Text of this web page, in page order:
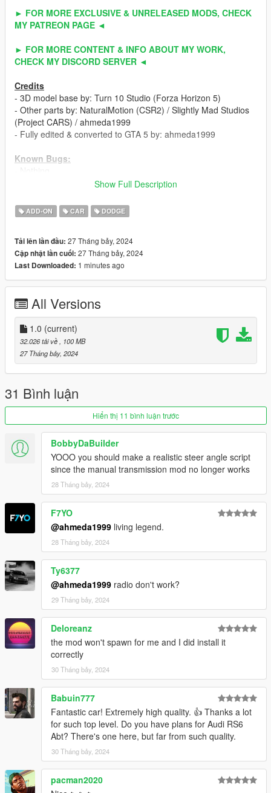
► FOR MORE EXCLUSIVE & UNRELEASED MODS, CHECK
MY PATREON PAGE ◄
► FOR MORE CONTENT & INFO ABOUT MY WORK,
CHECK MY DISCORD SERVER ◄
Credits
- 3D model base by: Turn 10 Studio (Forza Horizon 5)
- Other parts by: NaturalMotion (CSR2) / Slightly Mad Studios
(Project CARS) / ahmeda1999
- Fully edited & converted to GTA 5 by: ahmeda1999
Known Bugs:
- Badged (385339 Polygons / 285667 Vertices)
- Debadged (376018 Polygons / 277984 Vertices)
Features
- Add-on, FiveM, altV & RAGEMP compatible
- Animated sunroof (Hold H)
- Correct vehicle dimensions
- HQ rims & 3D tires
- HQ door sills & frames / hoodliner / trunkliner
- 3D engine, trunk & undercarriage
- Animated engine & exhaust (Vibrating)
- Breakable glass with cracks & dirt
- Correct window tint
- Accurate exterior lights
- Accurate interior lights & illuminated buttons (On / Off)
- Fully working instrument cluster
- Accurate handling, top speed & weight
- Accurate hands on steering wheel & Steering angle
- +5 Tuning options (Works with debadged version)
Paint Options
- Paint 1: Body
- Paint 2: Brake calipers
- Paint 4: Wheels
- Paint 6: Interior
Extras
- Extra 1 (Front license plate)
Show Full Description
ADD-ON CAR DODGE
Tải lên lần đầu: 27 Tháng bảy, 2024
Cập nhật lần cuối: 27 Tháng bảy, 2024
Last Downloaded: 1 minutes ago
All Versions
1.0 (current)
32.026 tải về
, 100 MB
27 Tháng bảy, 2024
31 Bình luận
Hiển thị 11 bình luận trước
BobbyDaBuilder
YOOO you should make a realistic steer angle script
since the manual transmission mod no longer works
28 Tháng bảy, 2024
F7YO
@ahmeda1999 living legend.
28 Tháng bảy, 2024
Ty6377
@ahmeda1999 radio don't work?
29 Tháng bảy, 2024
Deloreanz
the mod won't spawn for me and I did install it
correctly
30 Tháng bảy, 2024
Babuin777
Fantastic car! Extremely high quality. 👍 Thanks a lot
for such top level. Do you have plans for Audi RS6
Abt? There's one here, but far from such quality.
30 Tháng bảy, 2024
pacman2020